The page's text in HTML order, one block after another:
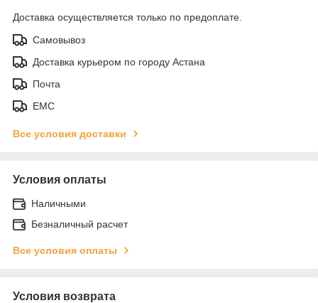
Доставка осуществляется только по предоплате.
Самовывоз
Доставка курьером по городу Астана
Почта
ЕМС
Все условия доставки
Условия оплаты
Наличными
Безналичный расчет
Все условия оплаты
Условия возврата